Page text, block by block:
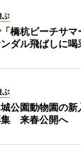
ぶ
橋杭ビーチサ
ダル飛ばしに喝
ぶ
公園動物園の
集 来春公開へ